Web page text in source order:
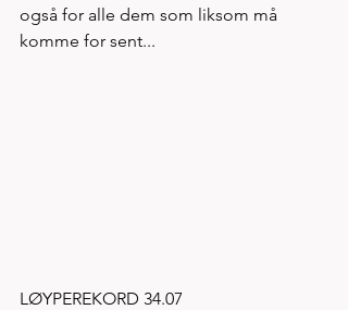
også for alle dem som liksom må
komme for sent...
LØYPEREKORD 34.07